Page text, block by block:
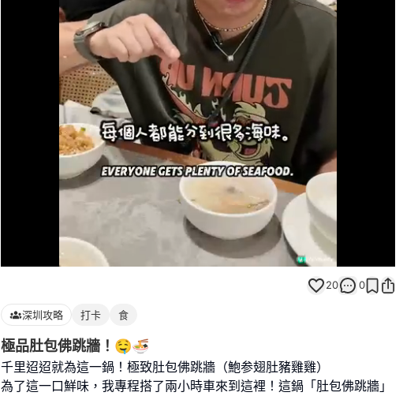
100.00%
20 0
深圳攻略 打卡 食
極品肚包佛跳牆！🤤🍜
千里迢迢就為這一鍋！極致肚包佛跳牆（鮑参翅肚豬雞雞）
為了這一口鮮味，我專程搭了兩小時車來到這裡！這鍋「肚包佛跳牆」